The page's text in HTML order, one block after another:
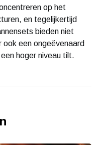
op het
en tegelijkertijd
bieden niet
een ongeëvenaard
hoger niveau tilt.